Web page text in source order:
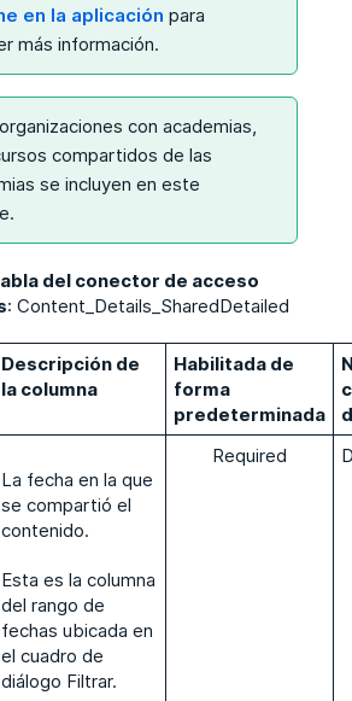
en la aplicación para
más información.
con academias,
compartidos de las
se incluyen en este
del conector de acceso
: Content_Details_SharedDetailed
Descripción de
la columna
Habilitada de
forma
predeterminada
La fecha en la que
se compartió el
contenido.
Esta es la columna
del rango de
fechas ubicada en
el cuadro de
diálogo Filtrar.
Required